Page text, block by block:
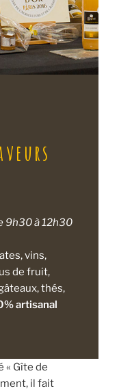
9h30 à 12h30
vins,
de fruit,
thés,
artisanal
« Gîte de
il fait